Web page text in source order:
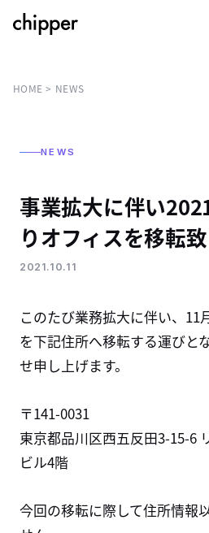
HOME NEWS
NEWS
事業拡大に伴い
りオフィスを移転
2021.10.11
このたび業務拡大に伴い、11
を下記住所へ移転する運びと
せ申し上げます。
〒141-0031
東京都品川区西五反田3-15-6
ビル4階
今回の移転に際して住所情報